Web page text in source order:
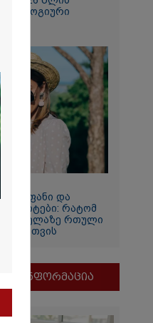
და
რატომ
ყველაზე რთული
ინფორმაცია